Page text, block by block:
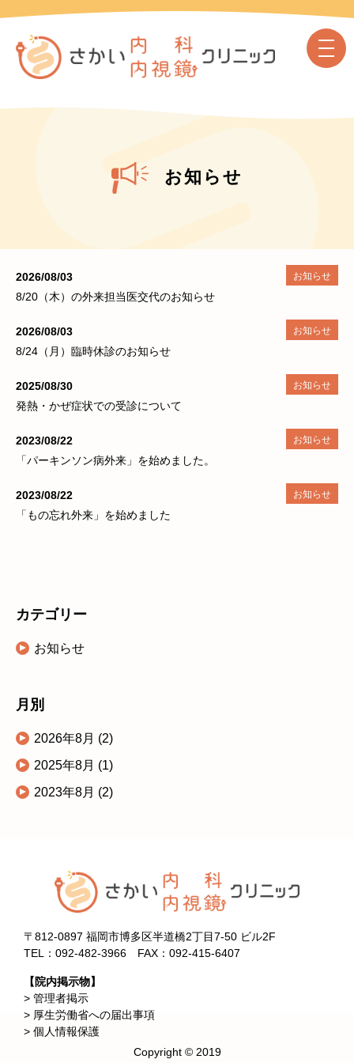
お知らせ
2026/08/03 お知らせ
8/20（木）の外来担当医交代のお知らせ
2026/08/03 お知らせ
8/24（月）臨時休診のお知らせ
2025/08/30 お知らせ
発熱・かぜ症状での受診について
2023/08/22 お知らせ
「パーキンソン病外来」を始めました。
2023/08/22 お知らせ
「もの忘れ外来」を始めました
カテゴリー
お知らせ
月別
2026年8月 (2)
2025年8月 (1)
2023年8月 (2)
〒812-0897 福岡市博多区半道橋2丁目7-50 ビル2F
TEL： 092-482-3966 FAX：092-415-6407
【院内掲示物】
> 管理者掲示
> 厚生労働省への届出事項
> 個人情報保護
Copyright © 2019